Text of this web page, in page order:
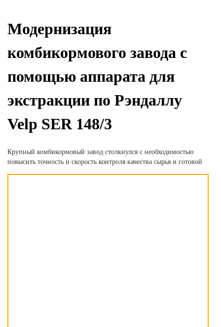
Модернизация
комбикормового завода с
помощью аппарата для
экстракции по Рэндаллу
Velp SER 148/3
Крупный комбикормовый завод столкнулся с необходимостью
повысить точность и скорость контроля качества сырья и готовой